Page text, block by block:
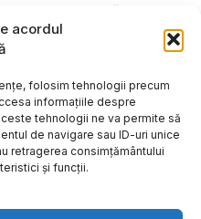
acordul
folosim tehnologii precum
informațiile despre
tehnologii ne va permite să
de navigare sau ID-uri unice
retragerea consimțământului
și funcții.
lucruri. Plecăm în
luni...